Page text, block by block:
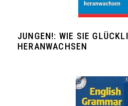
JUNGEN!: WIE SIE
HERANWACHSEN